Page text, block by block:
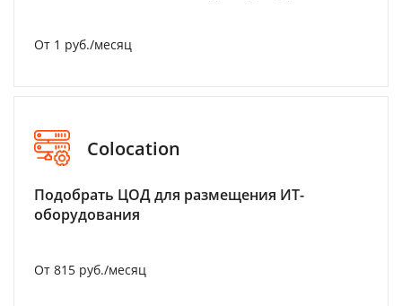
От 1 руб./месяц
Colocation
Подобрать ЦОД для размещения ИТ-
оборудования
От 815 руб./месяц